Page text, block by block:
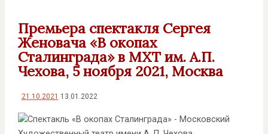
Премьера спектакля Сергея
Женовача «В окопах
Сталинграда» в МХТ им. А.П.
Чехова, 5 ноября 2021, Москва
21.10.2021 13.01.2022